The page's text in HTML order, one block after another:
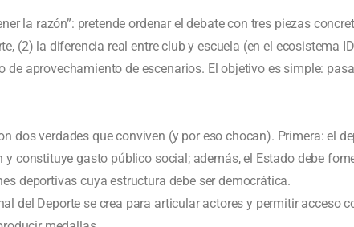
la razón”: pretende ordenar el debate con tres piezas
(2) la diferencia real entre club y escuela (en el ecosistema
aprovechamiento de escenarios. El objetivo es simple:
dos verdades que conviven (y por eso chocan). Primera: el
y constituye gasto público social; además, el Estado debe
deportivas cuya estructura debe ser democrática.
del Deporte se crea para articular actores y permitir acceso